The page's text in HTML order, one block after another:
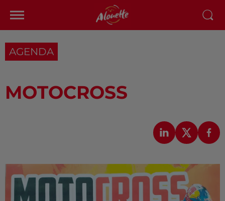
AGENDA
MOTOCROSS